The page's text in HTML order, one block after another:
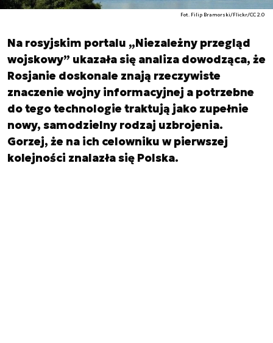
Fot. Filip Bramorski/Flickr/CC 2.0
Na rosyjskim portalu „Niezależny przegląd
wojskowy” ukazała się analiza dowodząca, że
Rosjanie doskonale znają rzeczywiste
znaczenie wojny informacyjnej a potrzebne
do tego technologie traktują jako zupełnie
nowy, samodzielny rodzaj uzbrojenia.
Gorzej, że na ich celowniku w pierwszej
kolejności znalazła się Polska.